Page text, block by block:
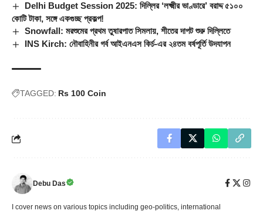
Delhi Budget Session 2025: দিল্লির ‘লক্ষ্মীর ভাণ্ডারে’ বরাদ্দ ৫১০০
কোটি টাকা, সঙ্গে একগুচ্ছ প্রকল্প!
Snowfall: মরশুমের প্রথম তুষারপাত সিমলায়, শীতের দাপট শুরু দিল্লিতে
INS Kirch: নৌবাহিনীর গর্ব আইএনএস কির্চ-এর ২৪তম বর্ষপূর্তি উদযাপন
TAGGED: Rs 100 Coin
Debu Das
I cover news on various topics including geo-politics, international